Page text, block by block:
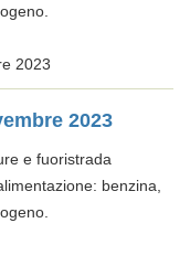
2023
2023
e fuoristrada
benzina,